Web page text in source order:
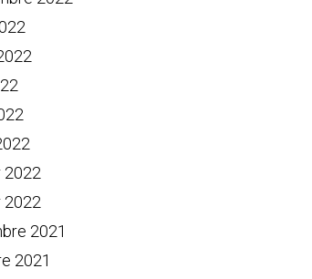
2022
2022
2021
2021